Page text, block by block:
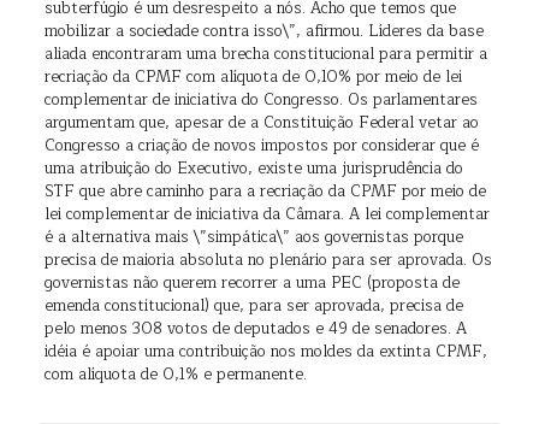
subterfúgio é um desrespeito a nós. Acho que temos que
mobilizar a sociedade contra isso\”, afirmou. Líderes da base
aliada encontraram uma brecha constitucional para permitir a
recriação da CPMF com alíquota de 0,10% por meio de lei
complementar de iniciativa do Congresso. Os parlamentares
argumentam que, apesar de a Constituição Federal vetar ao
Congresso a criação de novos impostos por considerar que é
uma atribuição do Executivo, existe uma jurisprudência do
STF que abre caminho para a recriação da CPMF por meio de
lei complementar de iniciativa da Câmara. A lei complementar
é a alternativa mais \”simpática\” aos governistas porque
precisa de maioria absoluta no plenário para ser aprovada. Os
governistas não querem recorrer a uma PEC (proposta de
emenda constitucional) que, para ser aprovada, precisa de
pelo menos 308 votos de deputados e 49 de senadores. A
idéia é apoiar uma contribuição nos moldes da extinta CPMF,
com alíquota de 0,1% e permanente.